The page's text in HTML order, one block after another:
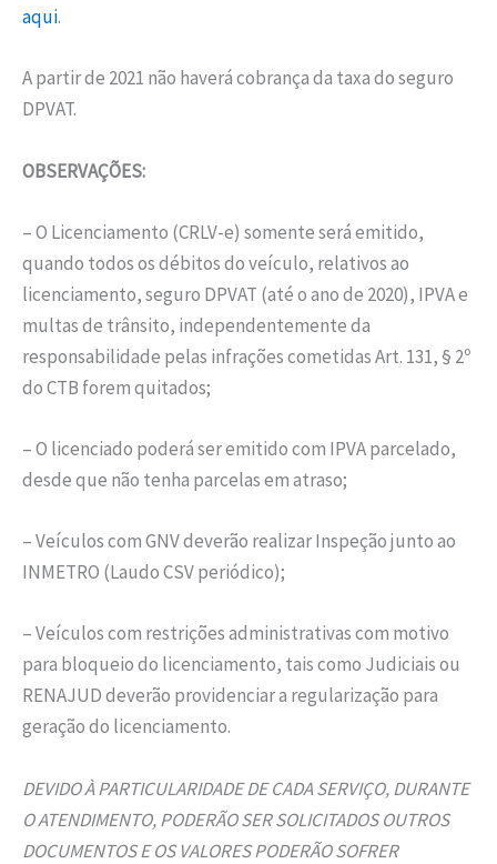
aqui.
A partir de 2021 não haverá cobrança da taxa do seguro
DPVAT.
OBSERVAÇÕES:
– O Licenciamento (CRLV-e) somente será emitido,
quando todos os débitos do veículo, relativos ao
licenciamento, seguro DPVAT (até o ano de 2020), IPVA e
multas de trânsito, independentemente da
responsabilidade pelas infrações cometidas Art. 131, § 2º
do CTB forem quitados;
– O licenciado poderá ser emitido com IPVA parcelado,
desde que não tenha parcelas em atraso;
– Veículos com GNV deverão realizar Inspeção junto ao
INMETRO (Laudo CSV periódico);
– Veículos com restrições administrativas com motivo
para bloqueio do licenciamento, tais como Judiciais ou
RENAJUD deverão providenciar a regularização para
geração do licenciamento.
DEVIDO À PARTICULARIDADE DE CADA SERVIÇO, DURANTE
O ATENDIMENTO, PODERÃO SER SOLICITADOS OUTROS
DOCUMENTOS E OS VALORES PODERÃO SOFRER